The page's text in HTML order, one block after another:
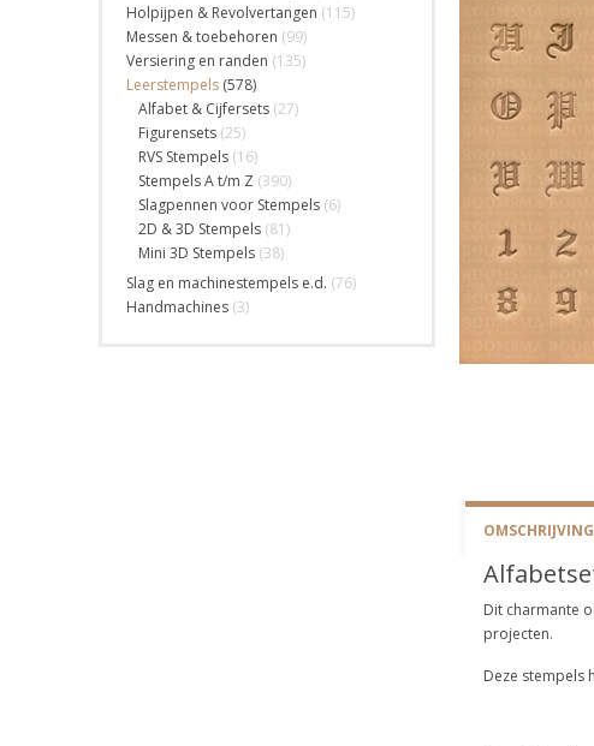
Holpijpen & Revolvertangen (115)
Messen & toebehoren (99)
Versiering en randen (135)
Leerstempels (578)
Alfabet & Cijfersets (27)
Figurensets (25)
RVS Stempels (16)
Stempels A t/m Z (390)
Slagpennen voor Stempels (6)
2D & 3D Stempels (81)
Mini 3D Stempels (38)
Slag en machinestempels e.d. (76)
Handmachines (3)
OMSCHRIJVING
Dit charmante
projecten.
Deze stempels